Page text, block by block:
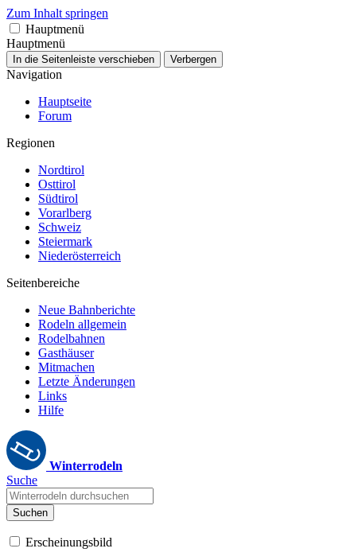
Zum Inhalt springen
Hauptmenü
Hauptmenü
In die Seitenleiste verschieben Verbergen
Navigation
Hauptseite
Forum
Regionen
Nordtirol
Osttirol
Südtirol
Vorarlberg
Schweiz
Steiermark
Niederösterreich
Seitenbereiche
Neue Bahnberichte
Rodeln allgemein
Rodelbahnen
Gasthäuser
Mitmachen
Letzte Änderungen
Links
Hilfe
Winterrodeln
Suche
Suchen
Erscheinungsbild